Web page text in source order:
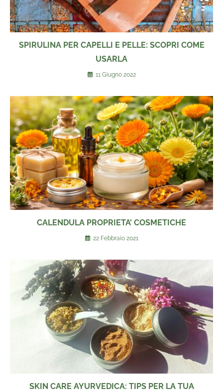
SPIRULINA PER CAPELLI E PELLE: SCOPRI COME
USARLA
11 Giugno 2022
CALENDULA PROPRIETA’ COSMETICHE
22 Febbraio 2021
SKIN CARE AYURVEDICA: TIPS PER LA TUA